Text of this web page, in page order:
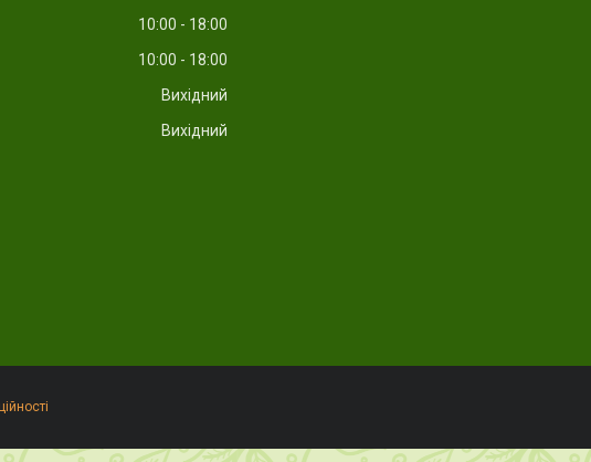
10:00
18:00
10:00
18:00
Вихідний
Вихідний